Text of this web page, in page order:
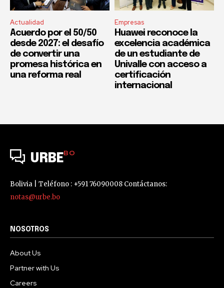
Actualidad
Acuerdo por el 50/50
desde 2027: el desafío
de convertir una
promesa histórica en
una reforma real
Empresas
Huawei reconoce la
excelencia académica
de un estudiante de
Univalle con acceso a
certificación
internacional
URBEBO
Bolivia | Teléfono : +591 76090008 Contáctanos:
notas@urbe.bo
NOSOTROS
About Us
Partner with Us
Careers